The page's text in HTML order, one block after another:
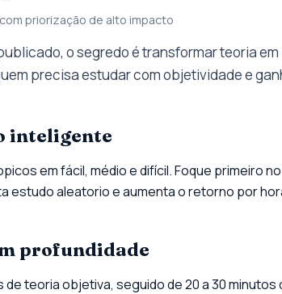
priorização de alto impacto
o segredo é transformar teoria em
precisa estudar com objetividade e
inteligente
em fácil, médio e difícil. Foque primeiro
estudo aleatorio e aumenta o retorno por
profundidade
teoria objetiva, seguido de 20 a 30 minutos